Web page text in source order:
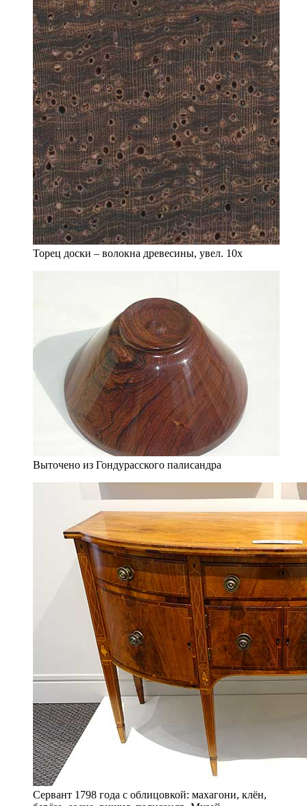
Торец доски – волокна древесины, увел. 10х
Выточено из Гондурасского палисандра
Сервант 1798 года с облицовкой: махагони, клён,